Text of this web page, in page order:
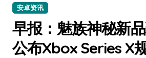
安卓资讯
早报：魅族神秘新
公布Xbox Series X